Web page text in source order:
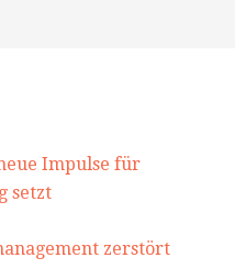
Impulse für
setzt
zerstört